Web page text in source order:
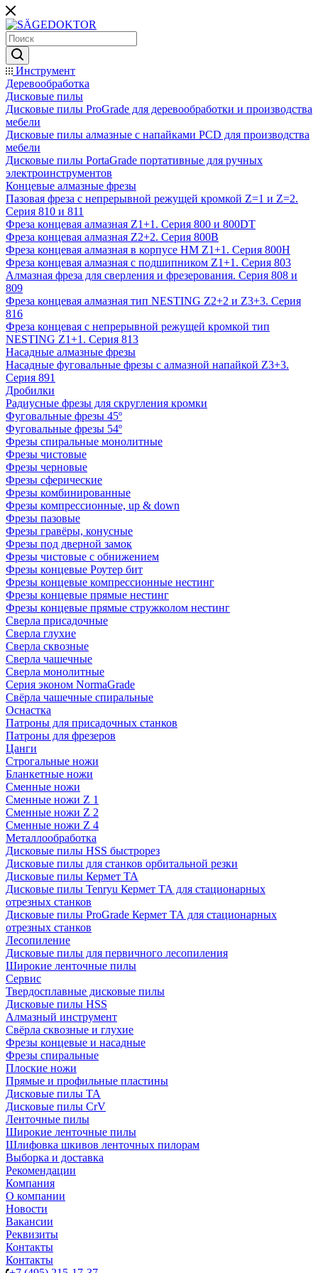
Инструмент
Деревообработка
Дисковые пилы
Дисковые пилы ProGrade для деревообработки и производства
мебели
Дисковые пилы алмазные с напайками PCD для производства
мебели
Дисковые пилы PortaGrade портативные для ручных
электроинструментов
Концевые алмазные фрезы
Пазовая фреза с непрерывной режущей кромкой Z=1 и Z=2.
Серия 810 и 811
Фреза концевая алмазная Z1+1. Серия 800 и 800DT
Фреза концевая алмазная Z2+2. Серия 800B
Фреза концевая алмазная в корпусе НМ Z1+1. Серия 800H
Фреза концевая алмазная с подшипником Z1+1. Серия 803
Алмазная фреза для сверления и фрезерования. Серия 808 и
809
Фреза концевая алмазная тип NESTING Z2+2 и Z3+3. Серия
816
Фреза концевая с непрерывной режущей кромкой тип
NESTING Z1+1. Серия 813
Насадные алмазные фрезы
Насадные фуговальные фрезы с алмазной напайкой Z3+3.
Серия 891
Дробилки
Радиусные фрезы для скругления кромки
Фуговальные фрезы 45º
Фуговальные фрезы 54º
Фрезы спиральные монолитные
Фрезы чистовые
Фрезы черновые
Фрезы сферические
Фрезы комбинированные
Фрезы компрессионные, up & down
Фрезы пазовые
Фрезы гравёры, конусные
Фрезы под дверной замок
Фрезы чистовые с обнижением
Фрезы концевые Роутер бит
Фрезы концевые компрессионные нестинг
Фрезы концевые прямые нестинг
Фрезы концевые прямые стружколом нестинг
Сверла присадочные
Сверла глухие
Сверла сквозные
Сверла чашечные
Сверла монолитные
Серия эконом NormaGrade
Свёрла чашечные спиральные
Оснастка
Патроны для присадочных станков
Патроны для фрезеров
Цанги
Строгальные ножи
Бланкетные ножи
Сменные ножи
Сменные ножи Z 1
Сменные ножи Z 2
Сменные ножи Z 4
Металлообработка
Дисковые пилы HSS быстрорез
Дисковые пилы для станков орбитальной резки
Дисковые пилы Кермет ТА
Дисковые пилы Tenryu Кермет ТА для стационарных
отрезных станков
Дисковые пилы ProGrade Кермет ТА для стационарных
отрезных станков
Лесопиление
Дисковые пилы для первичного лесопиления
Широкие ленточные пилы
Сервис
Твердосплавные дисковые пилы
Дисковые пилы HSS
Алмазный инструмент
Свёрла сквозные и глухие
Фрезы концевые и насадные
Фрезы спиральные
Плоские ножи
Прямые и профильные пластины
Дисковые пилы TA
Дисковые пилы CrV
Ленточные пилы
Широкие ленточные пилы
Шлифовка шкивов ленточных пилорам
Выборка и доставка
Рекомендации
Компания
О компании
Новости
Вакансии
Реквизиты
Контакты
Контакты